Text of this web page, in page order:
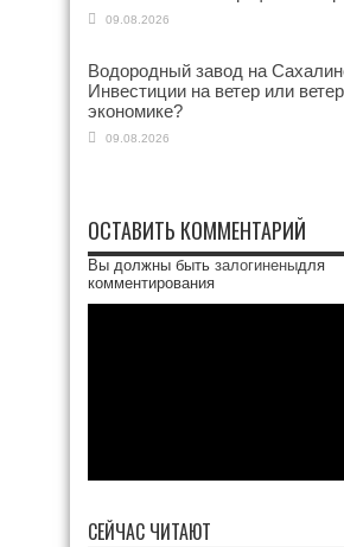
09.08.2026
Водородный завод на
Инвестиции на ветер или
экономике?
09.08.2026
ОСТАВИТЬ КОММЕНТАРИЙ
Вы должны быть залогиненыдля
комментирования
СЕЙЧАС ЧИТАЮТ